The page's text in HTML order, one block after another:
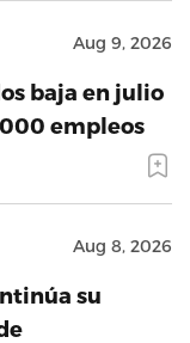
Aug 9, 2026
baja en julio
empleos
Aug 8, 2026
su